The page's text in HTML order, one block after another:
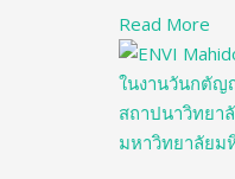
Read More